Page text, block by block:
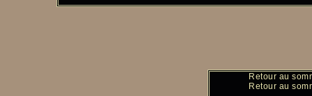
Retour au
Retour au